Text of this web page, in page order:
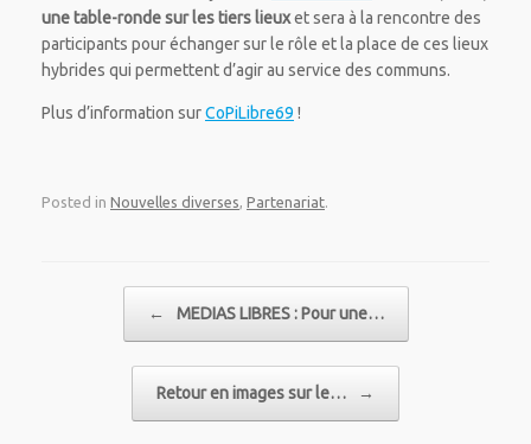
une table-ronde sur les tiers lieuxet sera à la rencontre des
participants pour échanger sur le rôle et la place de ces lieux
hybrides qui permettent d’agir au service des communs.
Plus d’information surCoPiLibre69 !
Posted in Nouvelles diverses, Partenariat.
← MEDIAS LIBRES : Pour une…
Retour en images sur le… →